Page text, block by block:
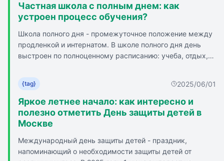
Частная школа с полным днем: как
устроен процесс обучения?
Школа полного дня - промежуточное положение между
продленкой и интернатом. В школе полного дня день
выстроен по полноценному расписанию: учеба, отдых,
Школа полного дня - это не интернат: вечером дети
возвращаются домой. Грамотно составленный режим
позволяет чередовать занятия с отдыхом. Школа
предлагает разнообразие кружков и секций для
гармоничного развития ребенка. Родители могут быть
среде. Школа полного дня подходит для детей с
разными способностями и индивидуальными
{tag} 2025/06/01
Яркое летнее начало: как интересно и
полезно отметить День защиты детей в
Москве
Международный день защиты детей - праздник,
напоминающий о необходимости защиты детей от